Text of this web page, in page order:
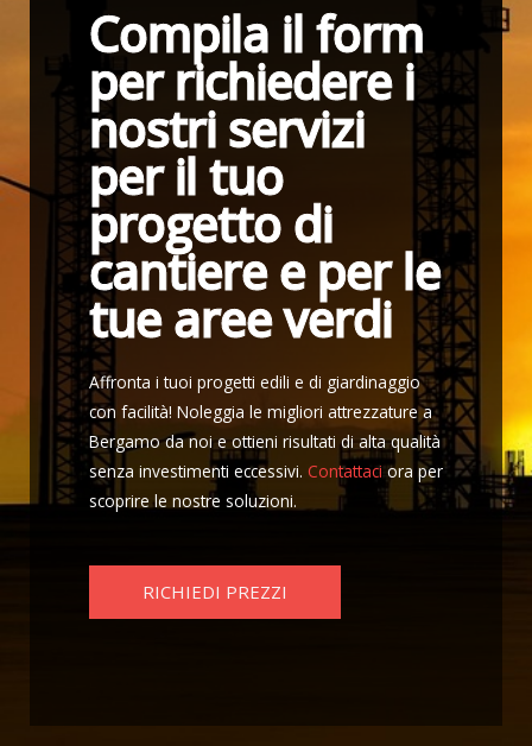
Compila il form
per richiedere i
nostri servizi
per il tuo
progetto di
cantiere e per le
tue aree verdi
Affronta i tuoi progetti edili e di giardinaggio
con facilità! Noleggia le migliori attrezzature a
Bergamo da noi e ottieni risultati di alta qualità
senza investimenti eccessivi. Contattaci ora per
scoprire le nostre soluzioni.
RICHIEDI PREZZI